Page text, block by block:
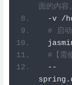
面的内容
-v /
# 启动
#【需
--
spring .